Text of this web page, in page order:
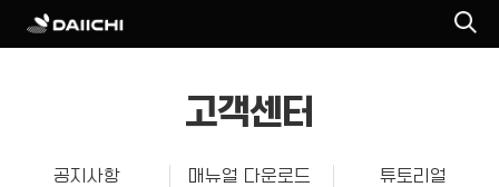
고객센터
공지사항 매뉴얼 다운로드
튜토리얼